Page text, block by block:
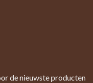
de nieuwste producten